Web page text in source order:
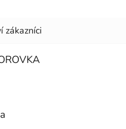
je 5 z 5 hvězdiček.